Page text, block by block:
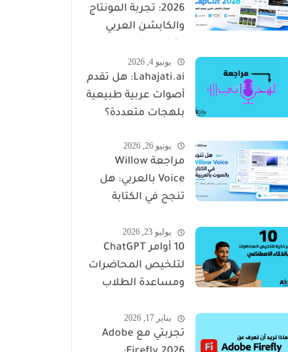
2026: تجربة المونتاج
والكابشن العربي
يونيو 4, 2026
Lahajati.ai: هل تقدم
أصوات عربية طبيعية
بلهجات متعددة؟
يونيو 26, 2026
مراجعة Willow
Voice بالعربي: هل
تنجح في الكتابة
يوليو 23, 2026
10 أوامر ChatGPT
لتلخيص المحاضرات
ومساعدة الطلاب
يناير 17, 2026
تجربتي مع Adobe